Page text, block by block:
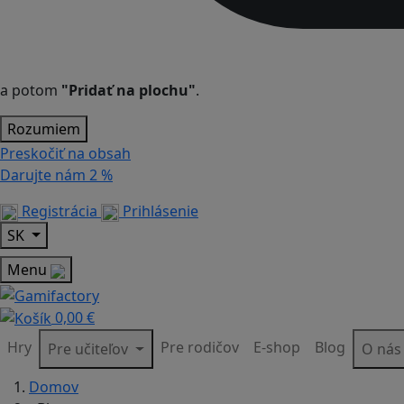
a potom "Pridať na plochu".
Rozumiem
Preskočiť na obsah
Darujte nám 2 %
Registrácia
Prihlásenie
SK
Menu
0,00 €
Hry
Pre učiteľov Pre rodičov E-shop Blog
O nás
Domov